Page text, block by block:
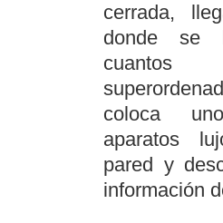
cerrada,
donde se
cuantos
coloca
aparatos
pared y
información